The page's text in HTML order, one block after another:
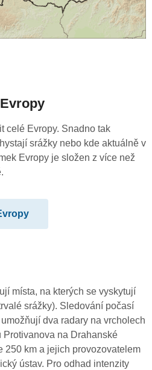
celé Evropy. Snadno tak
srážky nebo kde aktuálně v
Evropy je složen z více než
místa, na kterých se vyskytují
srážky). Sledování počasí
dva radary na vrcholech
Protivanova na Drahanské
250 km a jejich provozovatelem
ústav. Pro odhad intenzity